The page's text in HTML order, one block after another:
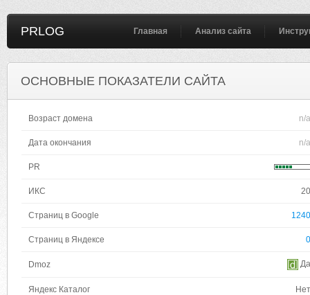
PRLOG Главная Анализ сайта
ОСНОВНЫЕ ПОКАЗАТЕЛИ САЙТА
Возраст домена n/a
Дата окончания n/a
PR
ИКС 20
Страниц в Google 1240
Страниц в Яндексе 0
Dmoz Да
Яндекс Каталог Нет